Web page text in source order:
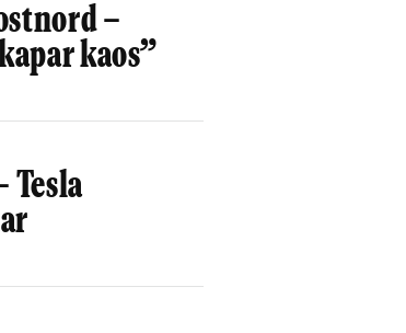
–
kaos”
Tesla